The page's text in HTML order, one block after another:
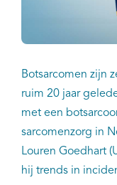
Nieuws
Trials
Botsarcomen zijn
ruim 20 jaar
met een
sarcomenzorg in
Louren Goedhart
hij trends in